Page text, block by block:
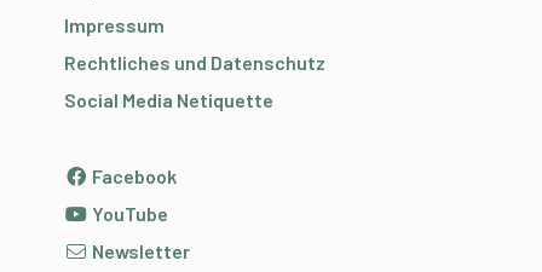
Impressum
Rechtliches und Datenschutz
Social Media Netiquette
Facebook
YouTube
Newsletter